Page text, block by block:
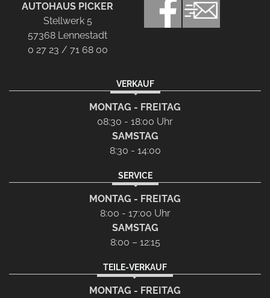
AUTOHAUS PICKER
Stellwerk 5
57368 Lennestadt
0 27 23 / 71 68 00
VERKAUF
MONTAG - FREITAG
08:30 - 18:00 Uhr
SAMSTAG
8:30 - 14:00
SERVICE
MONTAG - FREITAG
8:00 - 17:00 Uhr
SAMSTAG
8:00 – 12:15
TEILE-VERKAUF
MONTAG - FREITAG